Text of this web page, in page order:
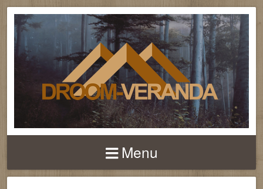
NIEUWS EN FEITEN
EN VERANDA'S
Menu